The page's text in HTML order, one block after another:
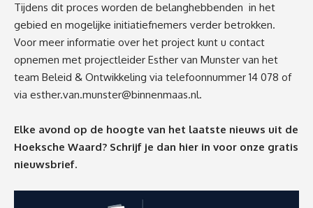
Tijdens dit proces worden de belanghebbenden in het
gebied en mogelijke initiatiefnemers verder betrokken.
Voor meer informatie over het project kunt u contact
opnemen met projectleider Esther van Munster van het
team Beleid & Ontwikkeling via telefoonnummer 14 078 of
via esther.van.munster@binnenmaas.nl.
Elke avond op de hoogte van het laatste nieuws uit de
Hoeksche Waard? Schrijf je dan hier in voor onze gratis
nieuwsbrief.